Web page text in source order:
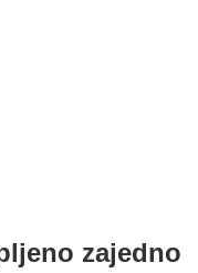
zajedno